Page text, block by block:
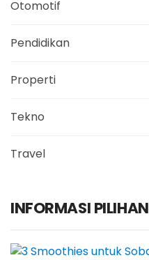
Otomotif
Pendidikan
Properti
Tekno
Travel
INFORMASI PILIHAN